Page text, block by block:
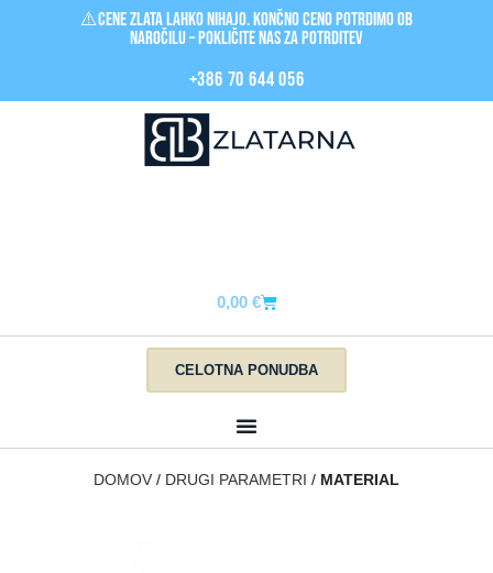
⚠️Cene zlata LAHKO nihajo. Končno ceno potrdimo ob
naročilu – pokličite nas za POTRDITEV
+386 70 644 056
0,00 €
CELOTNA PONUDBA
DOMOV DRUGI PARAMETRI MATERIAL